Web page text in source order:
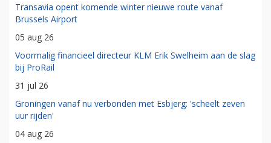
Transavia opent komende winter nieuwe route vanaf
Brussels Airport
05 aug 26
Voormalig financieel directeur KLM Erik Swelheim aan de slag
bij ProRail
31 jul 26
Groningen vanaf nu verbonden met Esbjerg: 'scheelt zeven
uur rijden'
04 aug 26